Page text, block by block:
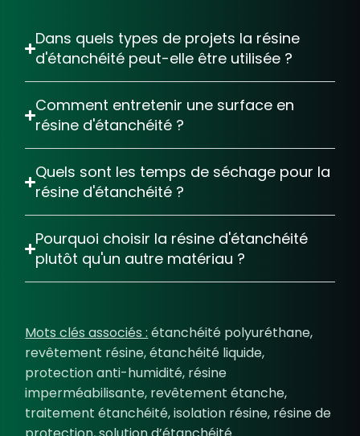
Dans quels types de projets la résine
d'étanchéité peut-elle être utilisée ?
Comment entretenir une surface en
résine d'étanchéité ?
Quels sont les temps de séchage pour la
résine d'étanchéité ?
Pourquoi choisir la résine d'étanchéité
plutôt qu'un autre matériau ?
Mots clés associés : étanchéité polyuréthane,
revêtement résine, étanchéité liquide,
protection anti-humidité, résine
imperméabilisante, revêtement étanche,
traitement étanchéité, isolation résine, résine de